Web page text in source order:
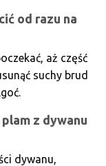
od razu na
aż część
suchy brud
z dywanu
dywanu,